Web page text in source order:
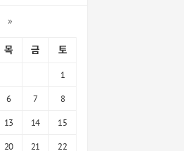
»
목 금 토
1
6 7
8
13 14
15
20 21
22